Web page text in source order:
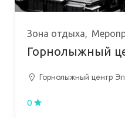
Зона отдыха
Горнолыжный
Горнолыжный центр
0